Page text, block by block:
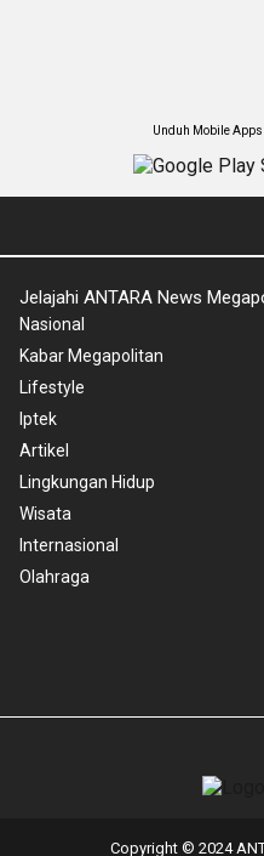
Unduh Mobile
Jelajahi ANTARA News
Nasional
Kabar Megapolitan
Lifestyle
Iptek
Artikel
Lingkungan Hidup
Wisata
Internasional
Olahraga
Copyright © 2024